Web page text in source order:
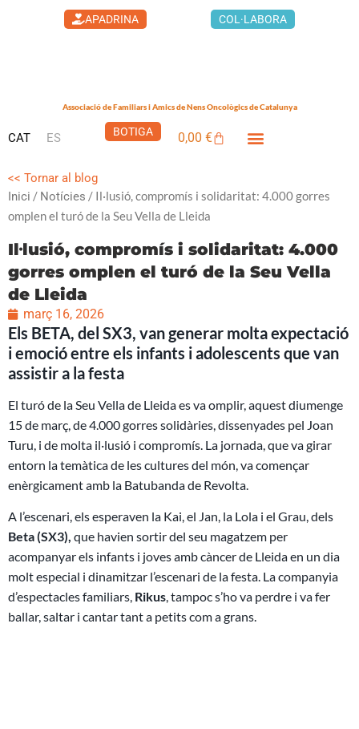
APADRINA COL·LABORA
Associació de Familiars i Amics de Nens Oncològics de Catalunya
CAT ES BOTIGA 0,00€Cistella
<< Tornar al blog
Inici / Notícies / Il·lusió, compromís i solidaritat: 4.000 gorres
omplen el turó de la Seu Vella de Lleida
Il·lusió, compromís i solidaritat: 4.000
gorres omplen el turó de la Seu Vella
de Lleida
març 16, 2026
Els BETA, del SX3, van generar molta expectació
i emoció entre els infants i adolescents que van
assistir a la festa
El turó de la Seu Vella de Lleida es va omplir, aquest diumenge
15 de març, de 4.000 gorres solidàries, dissenyades pel Joan
Turu, i de molta il·lusió i compromís. La jornada, que va girar
entorn la temàtica de les cultures del món, va començar
enèrgicament amb la Batubanda de Revolta.
A l’escenari, els esperaven la Kai, el Jan, la Lola i el Grau, dels
Beta (SX3), que havien sortir del seu magatzem per
acompanyar els infants i joves amb càncer de Lleida en un dia
molt especial i dinamitzar l’escenari de la festa. La companyia
d’espectacles familiars, Rikus, tampoc s’ho va perdre i va fer
ballar, saltar i cantar tant a petits com a grans.